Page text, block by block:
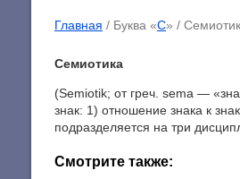
Главная / Буква «С» /
Семиотика
(Semiotik; от греч. sema —
знак: 1) отношение знака к
подразделяется на три
Смотрите также: